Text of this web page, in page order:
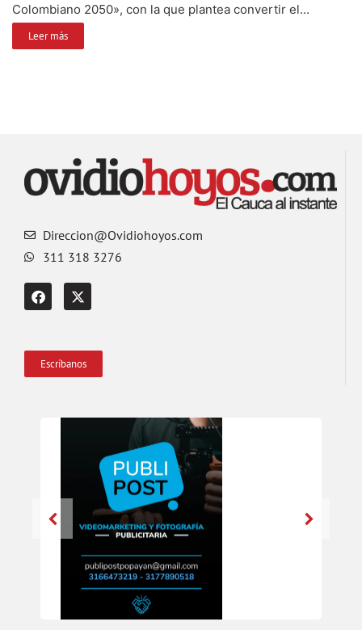
Colombiano 2050», con la que plantea convertir el...
Leer más
Direccion@Ovidiohoyos.com
311 318 3276
Escríbanos